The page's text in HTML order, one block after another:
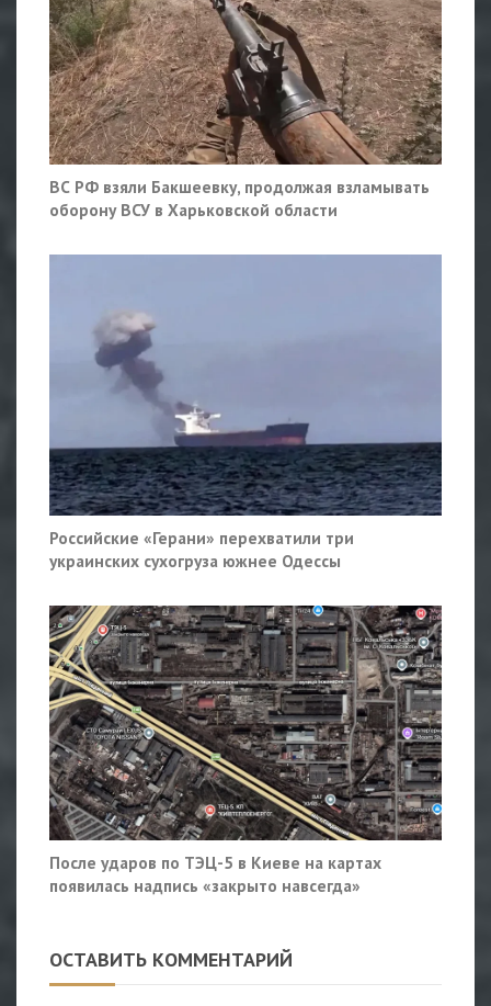
ВС РФ взяли Бакшеевку, продолжая взламывать
оборону ВСУ в Харьковской области
Российские «Герани» перехватили три
украинских сухогруза южнее Одессы
После ударов по ТЭЦ-5 в Киеве на картах
появилась надпись «закрыто навсегда»
ОСТАВИТЬ КОММЕНТАРИЙ